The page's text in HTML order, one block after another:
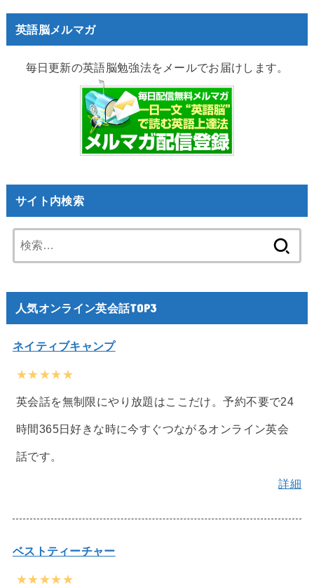
英語脳メルマガ
毎日更新の英語脳勉強法をメールでお届けします。
サイト内検索
索:
人気オンライン英会話TOP3
ネイティブキャンプ
★★★★★
英会話を無制限にやり放題はここだけ。予約不要で24
時間365日好きな時に今すぐつながるオンライン英会
話です。
詳細
ベストティーチャー
★★★★★